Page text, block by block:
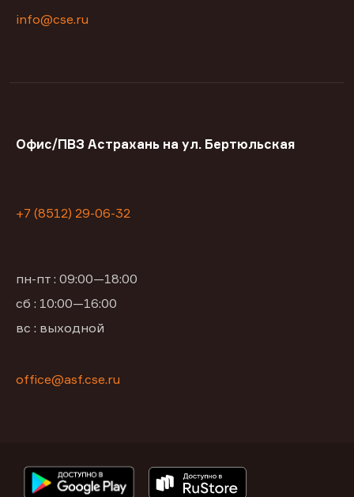
info@cse.ru
Офис/ПВЗ Астрахань на ул. Бертюльская
+7 (8512) 29-06-32
пн-пт : 09:00—18:00
сб : 10:00—16:00
вс : выходной
office@asf.cse.ru